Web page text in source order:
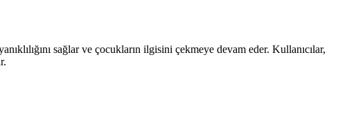
sağlar ve çocukların ilgisini çekmeye devam eder. Kullanıcılar,